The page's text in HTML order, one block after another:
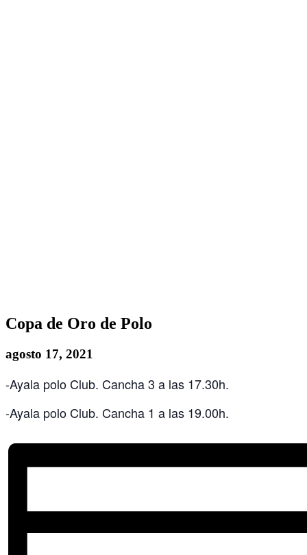
Copa de Oro de Polo
agosto 17, 2021
-Ayala polo Club. Cancha 3 a las 17.30h.
-Ayala polo Club. Cancha 1 a las 19.00h.